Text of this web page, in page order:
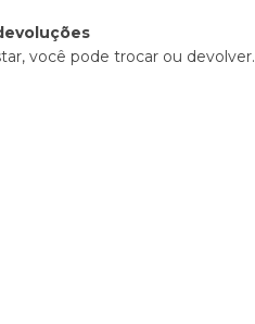
você pode trocar ou devolver.